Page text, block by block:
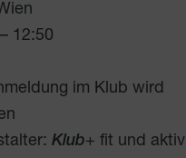
12:50
im Klub wird
Klub+ fit und aktiv